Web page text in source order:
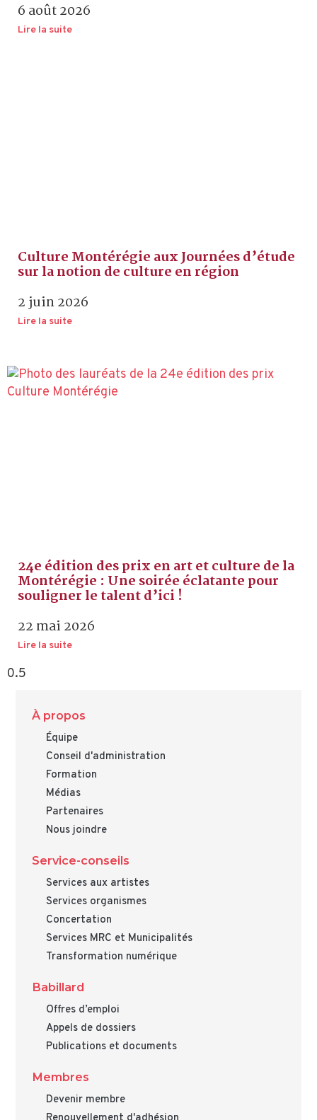
6 août 2026
Lire la suite
Culture Montérégie aux Journées d’étude
sur la notion de culture en région
2 juin 2026
Lire la suite
24e édition des prix en art et culture de la
Montérégie : Une soirée éclatante pour
souligner le talent d’ici !
22 mai 2026
Lire la suite
À propos
Équipe
Conseil d'administration
Formation
Médias
Partenaires
Nous joindre
Service-conseils
Services aux artistes
Services organismes
Concertation
Services MRC et Municipalités
Transformation numérique
Babillard
Offres d’emploi
Appels de dossiers
Publications et documents
Membres
Devenir membre